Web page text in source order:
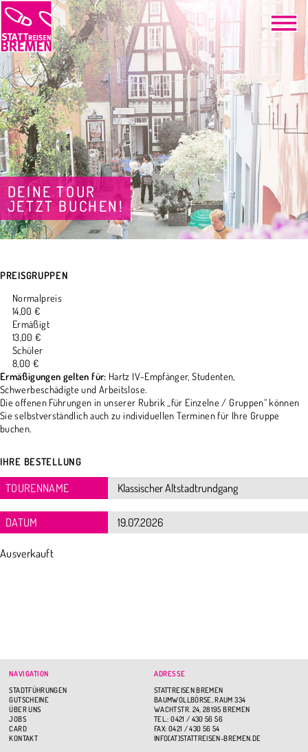
DEINE TOUR
JETZT BUCHEN!
PREISGRUPPEN
Normalpreis
14,00 €
Ermäßigt
13,00 €
Schüler
8,00 €
Ermäßigungen gelten für: Hartz IV-Empfänger, Studenten,
Schwerbeschädigte und Arbeitslose.
Die offenen Führungen in unserer Rubrik „für Einzelne / Gruppen“ können
Sie selbstverständlich auch zu individuellen Terminen für Ihre Gruppe
buchen.
IHRE BESTELLUNG
TOURENNAME
DATUM
Ausverkauft
NAVIGATION
STADTFÜHRUNGEN
GUTSCHEINE
ÜBER UNS
JOBS
CARD
KONTAKT
ADRESSE
STATTREISEN BREMEN
BAUMWOLLBÖRSE, RAUM 334
WACHTSTR. 24, 28195 BREMEN
TEL.: 0421 / 430 56 56
FAX: 0421 / 430 56 54
INFO(AT)STATTREISEN-BREMEN.DE